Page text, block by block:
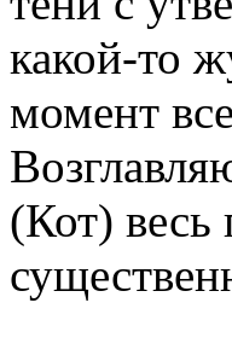
какой-то
момент
(Кот) весь